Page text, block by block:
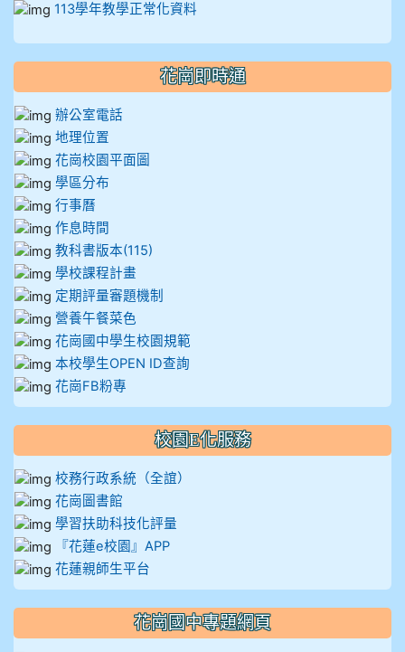
113學年教學正常化資料
花崗即時通
辦公室電話
地理位置
花崗校園平面圖
學區分布
行事曆
作息時間
教科書版本(115)
學校課程計畫
定期評量審題機制
營養午餐菜色
花崗國中學生校園規範
本校學生OPEN ID查詢
花崗FB粉專
校園E化服務
校務行政系統（全誼）
花崗圖書館
學習扶助科技化評量
『花蓮e校園』APP
花蓮親師生平台
花崗國中專題網頁